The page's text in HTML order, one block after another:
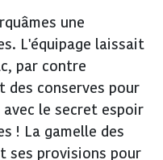
une
L'équipage laissait
par contre
des conserves pour
le secret espoir
! La gamelle des
provisions pour